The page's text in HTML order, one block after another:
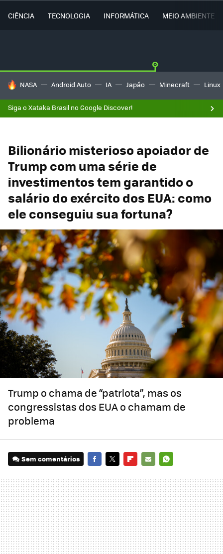
CIÊNCIA TECNOLOGIA INFORMÁTICA MEIO AMBIENTE
TENDÊNCIAS DO DIA
NASA Android Auto IA Japão Minecraft Linux
Siga o Xataka Brasil no Google Discover!
Bilionário misterioso apoiador de
Trump com uma série de
investimentos tem garantido o
salário do exército dos EUA: como
ele conseguiu sua fortuna?
Trump o chama de “patriota”, mas os
congressistas dos EUA o chamam de
problema
Sem comentários
MAIL